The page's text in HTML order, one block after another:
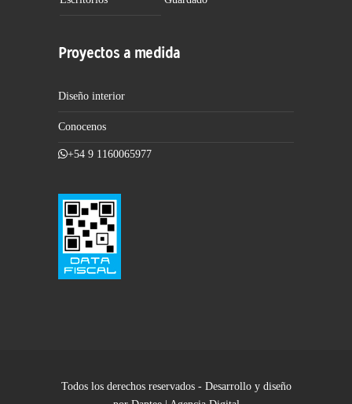
Proyectos a medida
Diseño interior
Conocenos
+54 9 1160065977
Todos los derechos reservados - Desarrollo y diseño